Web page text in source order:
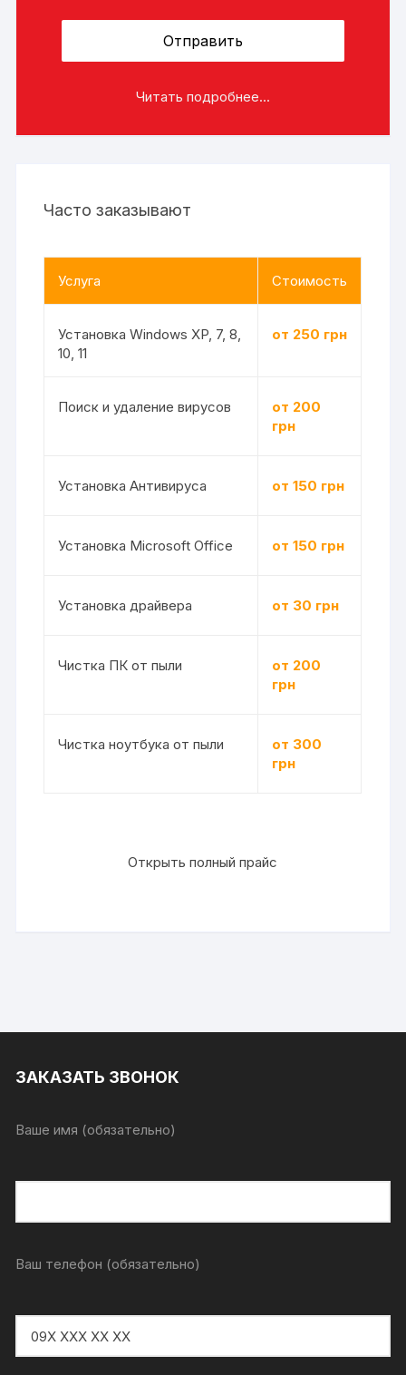
Читать подробнее...
Часто заказывают
Услуга Стоимость
Установка Windows XP, 7, 8,
10, 11
от 250 грн
Поиск и удаление вирусов
от 200
грн
Установка Антивируса от 150 грн
Установка Microsoft Office от 150 грн
Установка драйвера от 30 грн
Чистка ПК от пыли
от 200
грн
Чистка ноутбука от пыли
от 300
грн
Открыть полный прайс
ЗАКАЗАТЬ ЗВОНОК
Ваше имя (обязательно)
Ваш телефон (обязательно)